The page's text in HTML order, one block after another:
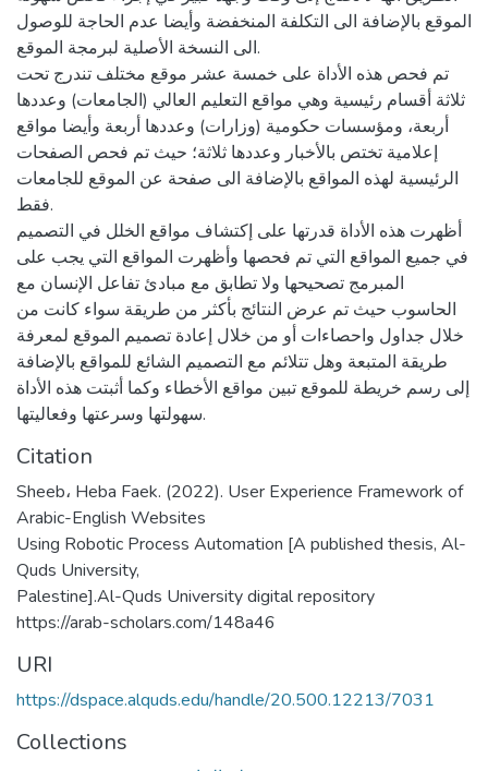
الموقع بالإضافة الى التكلفة المنخفضة وأيضا عدم الحاجة للوصول
الى النسخة الأصلية لبرمجة الموقع.
تم فحص هذه الأداة على خمسة عشر موقع مختلف تندرج تحت
ثلاثة أقسام رئيسية وهي مواقع التعليم العالي (الجامعات) وعددها
أربعة، ومؤسسات حكومية (وزارات) وعددها أربعة وأيضا مواقع
إعلامية تختص بالأخبار وعددها ثلاثة؛ حيث تم فحص الصفحات
الرئيسية لهذه المواقع بالإضافة الى صفحة عن الموقع للجامعات
فقط.
أظهرت هذه الأداة قدرتها على إكتشاف مواقع الخلل في التصميم
في جميع المواقع التي تم فحصها وأظهرت المواقع التي يجب على
المبرمج تصحيحها ولا تطابق مع مبادئ تفاعل الإنسان مع
الحاسوب حيث تم عرض النتائج بأكثر من طريقة سواء كانت من
خلال جداول واحصاءات أو من خلال إعادة تصميم الموقع لمعرفة
طريقة المتبعة وهل تتلائم مع التصميم الشائع للمواقع بالإضافة
إلى رسم خريطة للموقع تبين مواقع الأخطاء وكما أثبتت هذه الأداة
سهولتها وسرعتها وفعاليتها.
Citation
Sheeb، Heba Faek. (2022). User Experience Framework of
Arabic-English Websites
Using Robotic Process Automation [A published thesis, Al-
Quds University,
Palestine].Al-Quds University digital repository
https://arab-scholars.com/148a46
URI
https://dspace.alquds.edu/handle/20.500.12213/7031
Collections